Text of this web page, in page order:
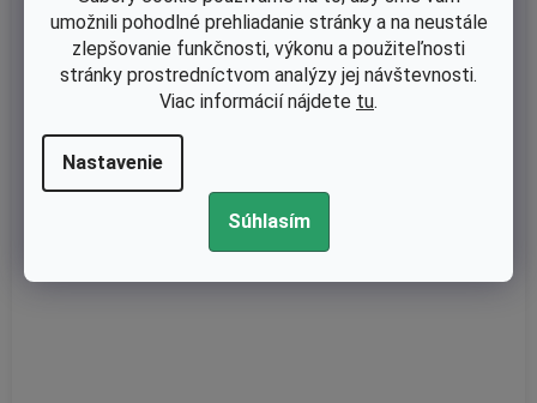
umožnili pohodlné prehliadanie stránky a na neustále
zlepšovanie funkčnosti, výkonu a použiteľnosti
stránky prostredníctvom analýzy jej návštevnosti.
Viac informácií nájdete tu.
Nastavenie
Súhlasím
Kód: 167-136